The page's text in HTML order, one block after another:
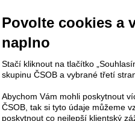
Povolte cookies a
naplno
Stačí kliknout na tlačítko
skupinu ČSOB a vybrané třetí
Abychom Vám mohli poskytnout
ČSOB, tak si tyto údaje můžeme
poskytnout co nejlepší klientský